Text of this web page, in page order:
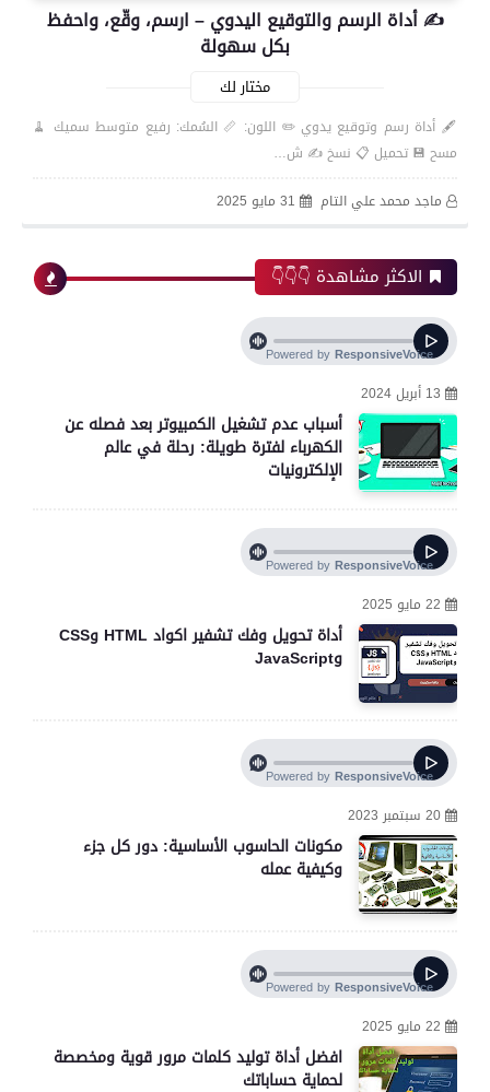
✍️ أداة الرسم والتوقيع اليدوي – ارسم، وقّع، واحفظ
بكل سهولة
مختار لك
🖋️ أداة رسم وتوقيع يدوي ✏️ اللون: 📏 السُمك: رفيع متوسط سميك 🧹
مسح 💾 تحميل 📋 نسخ ✍️ ش…
ماجد محمد علي التام
31 مايو 2025
الاكثر مشاهدة 👇👇👇
13 أبريل 2024
أسباب عدم تشغيل الكمبيوتر بعد فصله عن
الكهرباء لفترة طويلة: رحلة في عالم
الإلكترونيات
22 مايو 2025
أداة تحويل وفك تشفير اكواد HTML وCSS
وJavaScript
20 سبتمبر 2023
مكونات الحاسوب الأساسية: دور كل جزء
وكيفية عمله
22 مايو 2025
افضل أداة توليد كلمات مرور قوية ومخصصة
لحماية حساباتك